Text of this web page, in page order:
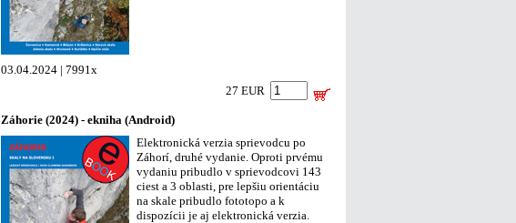
03.04.2024 | 7991x
27 EUR
Záhorie (2024) - ekniha (Android)
Elektronická verzia sprievodcu po
Záhorí, druhé vydanie. Oproti prvému
vydaniu pribudlo v sprievodcovi 143
ciest a 3 oblasti, pre lepšiu orientáciu
na skale pribudlo fototopo a k
dispozícii je aj elektronická verzia.